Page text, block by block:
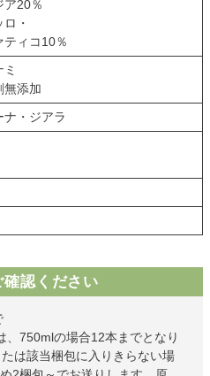
ア20％
・
ィコ10％
無添加
ナ・ジアラ
確認ください
、750mlの場合12本までとなり
は該当梱包に入りきらない場